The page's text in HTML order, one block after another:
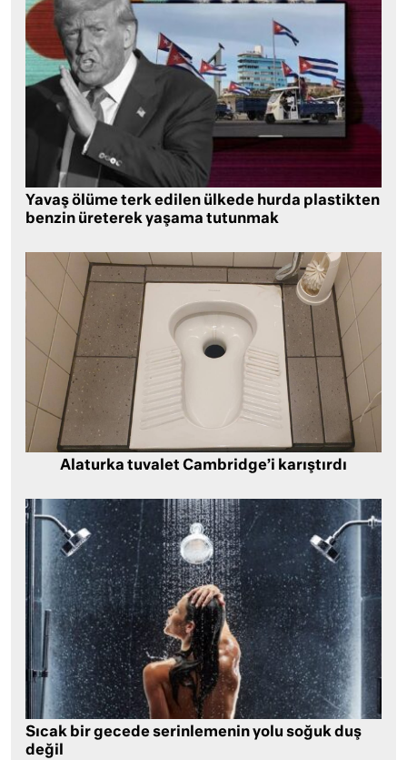
Yavaş ölüme terk edilen ülkede hurda plastikten
benzin üreterek yaşama tutunmak
Alaturka tuvalet Cambridge’i karıştırdı
Sıcak bir gecede serinlemenin yolu soğuk duş
değil